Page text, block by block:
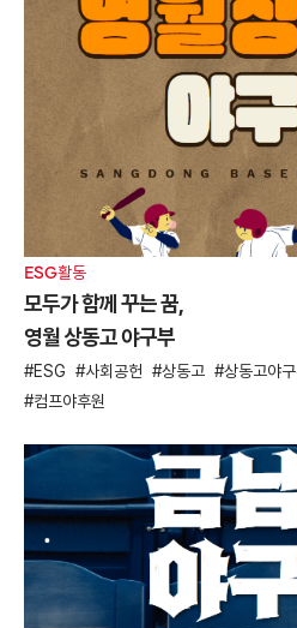
ESG활동
모두가 함께 꾸는 꿈,
영월 상동고 야구부
ESG 사회공헌 상동고 상동고야
컴프야후원